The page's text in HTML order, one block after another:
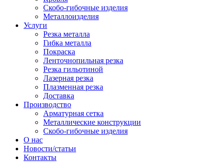
Скобо-гибочные изделия
Металлоизделия
Услуги
Резка металла
Гибка металла
Покраска
Ленточнопильная резка
Резка гильотиной
Лазерная резка
Плазменная резка
Доставка
Производство
Арматурная сетка
Металлические конструкции
Скобо-гибочные изделия
О нас
Новости/статьи
Контакты